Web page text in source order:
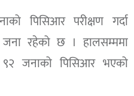
पिसिआर परीक्षण गर्दा
रहेको छ । हालसम्ममा
जनाको पिसिआर भएको